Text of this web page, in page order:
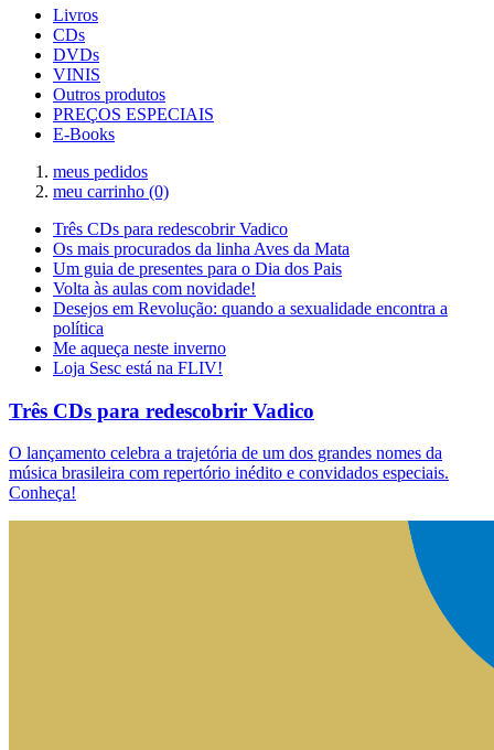
Livros
CDs
DVDs
VINIS
Outros produtos
PREÇOS ESPECIAIS
E-Books
meus pedidos
meu carrinho (0)
Três CDs para redescobrir Vadico
Os mais procurados da linha Aves da Mata
Um guia de presentes para o Dia dos Pais
Volta às aulas com novidade!
Desejos em Revolução: quando a sexualidade encontra a
política
Me aqueça neste inverno
Loja Sesc está na FLIV!
Três CDs para redescobrir Vadico
O lançamento celebra a trajetória de um dos grandes nomes da
música brasileira com repertório inédito e convidados especiais.
Conheça!